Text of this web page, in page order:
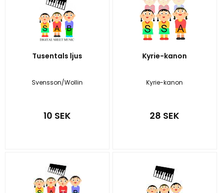
Tusentals ljus
Svensson/Wollin
10 SEK
Kyrie-kanon
Kyrie-kanon
28 SEK